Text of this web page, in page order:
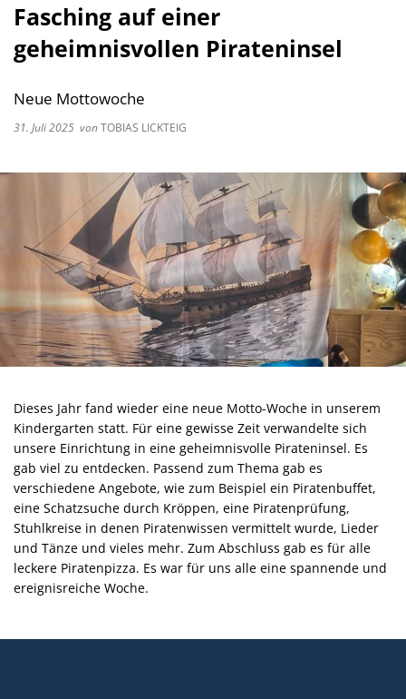
Fasching auf einer
geheimnisvollen Pirateninsel
Neue Mottowoche
31. Juli 2025 vonTOBIAS LICKTEIG
Dieses Jahr fand wieder eine neue Motto-Woche in unserem
Kindergarten statt. Für eine gewisse Zeit verwandelte sich
unsere Einrichtung in eine geheimnisvolle Pirateninsel. Es
gab viel zu entdecken. Passend zum Thema gab es
verschiedene Angebote, wie zum Beispiel ein Piratenbuffet,
eine Schatzsuche durch Kröppen, eine Piratenprüfung,
Stuhlkreise in denen Piratenwissen vermittelt wurde, Lieder
und Tänze und vieles mehr. Zum Abschluss gab es für alle
leckere Piratenpizza. Es war für uns alle eine spannende und
ereignisreiche Woche.